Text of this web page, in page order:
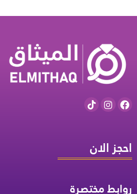
احجز الان
روابط مختصرة